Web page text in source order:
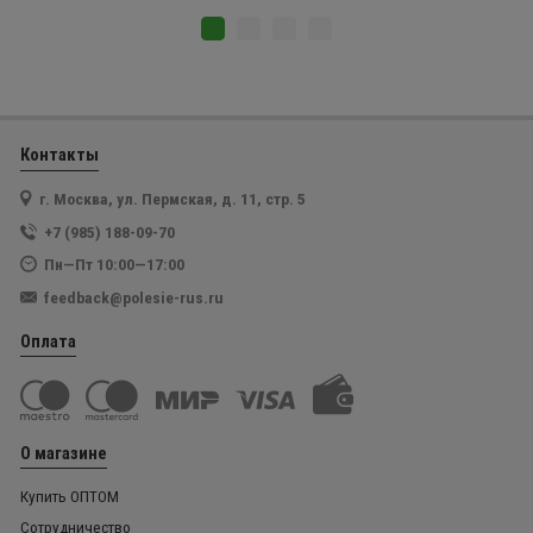
Контакты
г. Москва, ул. Пермская, д. 11, стр. 5
+7 (985) 188-09-70
Пн—Пт 10:00—17:00
feedback@polesie-rus.ru
Оплата
О магазине
Купить ОПТОМ
Сотрудничество